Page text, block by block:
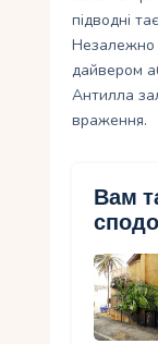
підводні
Незалежно
дайвером
Антилла
враження.
Вам